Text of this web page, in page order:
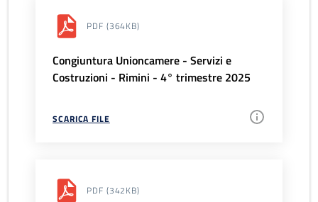
PDF (364KB)
Congiuntura Unioncamere - Servizi e
Costruzioni - Rimini - 4° trimestre 2025
SCARICA FILE
PDF (342KB)